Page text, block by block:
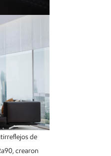
de
crearon